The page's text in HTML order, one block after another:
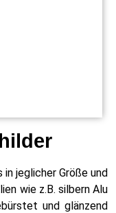
jeglicher Größe und
wie z.B. silbern Alu
und glänzend